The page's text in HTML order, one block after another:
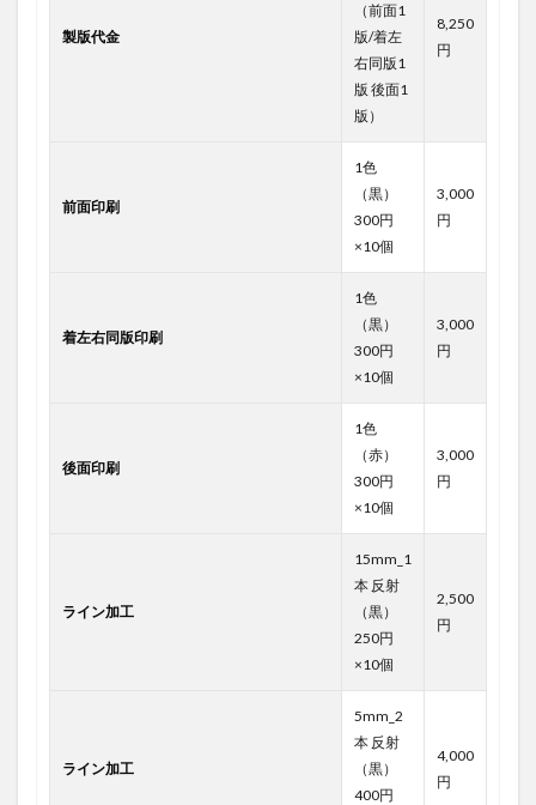
製版代金
（前面1
版/着左
右同版1
版 後面1
版）
8,250
円
前面印刷
1色
（黒）
300円
×10個
3,000
円
着左右同版印刷
1色
（黒）
300円
×10個
3,000
円
後面印刷
1色
（赤）
300円
×10個
3,000
円
ライン加工
15mm_1
本 反射
（黒）
250円
×10個
2,500
円
ライン加工
5mm_2
本 反射
（黒）
400円
4,000
円